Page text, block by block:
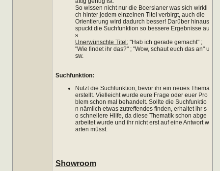
So wissen nicht nur die Boersianer was sich wirkli
ch hinter jedem einzelnen Titel verbirgt, auch die
Orientierung wird dadurch besser! Darüber hinaus
spuckt die Suchfunktion so bessere Ergebnisse au
s.
Unerwünschte Titel:"Hab ich gerade gemacht" ;
"Wie findet ihr das?" ; "Wow, schaut euch das an" u
sw.
Suchfunktion:
Nutzt die Suchfunktion, bevor ihr ein neues Thema
erstellt. Vielleicht wurde eure Frage oder euer Pro
blem schon mal behandelt. Sollte die Suchfunktio
n nämlich etwas zutreffendes finden, erhaltet ihr s
o schnellere Hilfe, da diese Thematik schon abge
arbeitet wurde und ihr nicht erst auf eine Antwort w
arten müsst.
Showroom